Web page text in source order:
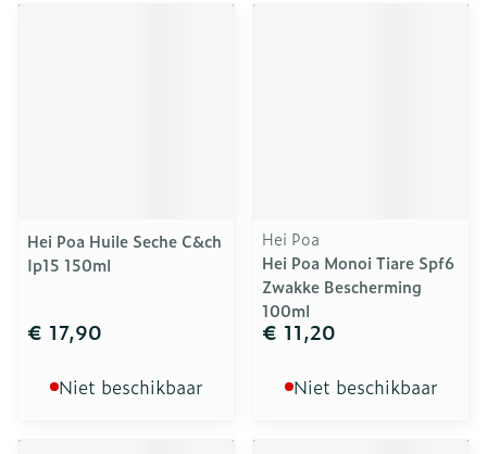
Hei Poa Huile Seche C&ch
Ip15 150ml
€ 17,90
Niet beschikbaar
Hei Poa
Hei Poa Monoi Tiare Spf6
Zwakke Bescherming
100ml
€ 11,20
Niet beschikbaar